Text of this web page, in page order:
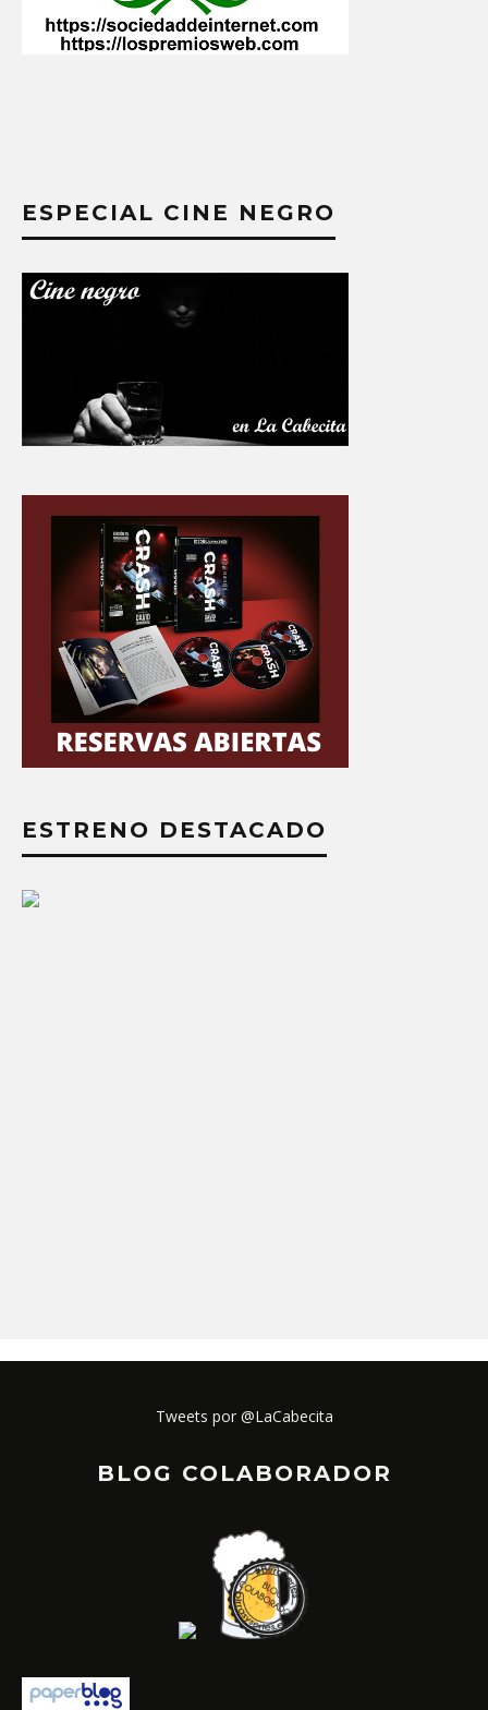
ESPECIAL CINE NEGRO
ESTRENO DESTACADO
Tweets por @LaCabecita
BLOG COLABORADOR